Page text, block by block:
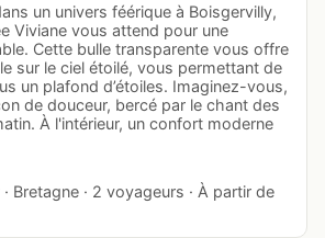
un univers féérique à Boisgervilly,
Viviane vous attend pour une
Cette bulle transparente vous offre
sur le ciel étoilé, vous permettant de
un plafond d’étoiles. Imaginez-vous,
de douceur, bercé par le chant des
À l'intérieur, un confort moderne
Bretagne · 2 voyageurs · À partir de